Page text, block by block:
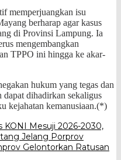
memperjuangkan isu
berharap agar kasus
di Provinsi Lampung. Ia
mengembangkan
TPPO ini hingga ke akar-
hukum yang tegas dan
dapat dihadirkan sekaligus
kejahatan kemanusiaan.(*)
KONI Mesuji 2026-2030,
Jelang Porprov
Gelontorkan Ratusan